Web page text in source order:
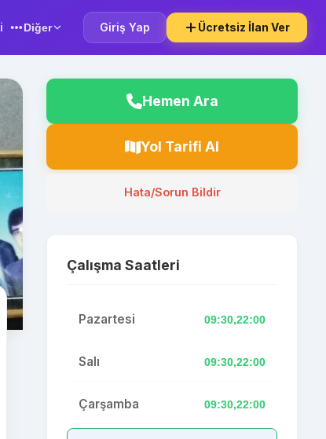
Diğer Giriş Yap Ücretsiz İlan Ver
Hemen Ara
Yol Tarifi Al
Hata/Sorun Bildir
Çalışma Saatleri
Pazartesi 09:30,22:00
Salı 09:30,22:00
Çarşamba 09:30,22:00